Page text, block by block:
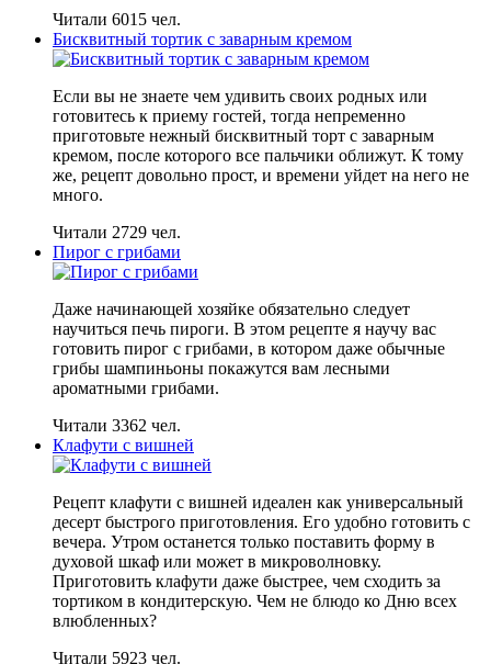
Читали 6015 чел.
Бисквитный тортик с заварным кремом
Если вы не знаете чем удивить своих родных или
готовитесь к приему гостей, тогда непременно
приготовьте нежный бисквитный торт с заварным
кремом, после которого все пальчики оближут. К тому
же, рецепт довольно прост, и времени уйдет на него не
много.
Читали 2729 чел.
Пирог с грибами
Даже начинающей хозяйке обязательно следует
научиться печь пироги. В этом рецепте я научу вас
готовить пирог с грибами, в котором даже обычные
грибы шампиньоны покажутся вам лесными
ароматными грибами.
Читали 3362 чел.
Клафути с вишней
Рецепт клафути с вишней идеален как универсальный
десерт быстрого приготовления. Его удобно готовить с
вечера. Утром останется только поставить форму в
духовой шкаф или может в микроволновку.
Приготовить клафути даже быстрее, чем сходить за
тортиком в кондитерскую. Чем не блюдо ко Дню всех
влюбленных?
Читали 5923 чел.